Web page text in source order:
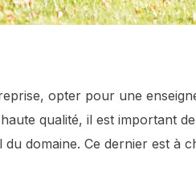
opter pour une
qualité, il est important
du domaine. Ce dernier est à